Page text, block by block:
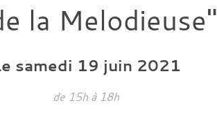
la Melodieuse"
samedi 19 juin 2021
de 15h à 18h